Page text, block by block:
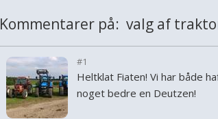
Kommentarer på: valg af
#1
Heltklat Fiaten! Vi har både
noget bedre en Deutzen!